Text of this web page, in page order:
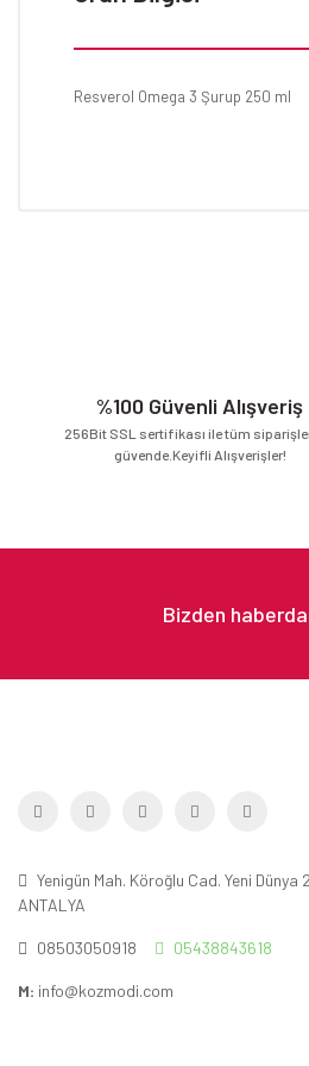
Resverol Omega 3 Şurup 250 ml
Bu ürüne benzer farklı
%100 Güvenli Alışveriş
256Bit SSL sertifikası ile tüm
güvende.Keyifli Alışverişler!
Yenigün Mah. Köroğlu Cad. Yeni
ANTALYA
08503050918 05438843618
M: info@kozmodi.com